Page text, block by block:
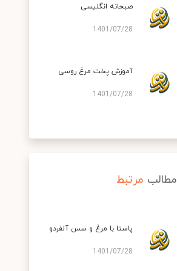
صبحانه انگلیسی
1401/07/28
آموزش پخت مرغ روسی
1401/07/28
مطالب مرتبط
پاستا با مرغ و سس آلفردو
1401/07/28